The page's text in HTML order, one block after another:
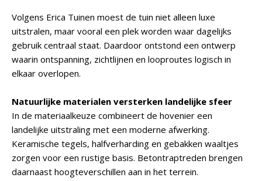
Volgens Erica Tuinen moest de tuin niet alleen luxe
uitstralen, maar vooral een plek worden waar dagelijks
gebruik centraal staat. Daardoor ontstond een ontwerp
waarin ontspanning, zichtlijnen en looproutes logisch in
elkaar overlopen.
Natuurlijke materialen versterken landelijke sfeer
In de materiaalkeuze combineert de hovenier een
landelijke uitstraling met een moderne afwerking.
Keramische tegels, halfverharding en gebakken waaltjes
zorgen voor een rustige basis. Betontraptreden brengen
daarnaast hoogteverschillen aan in het terrein.